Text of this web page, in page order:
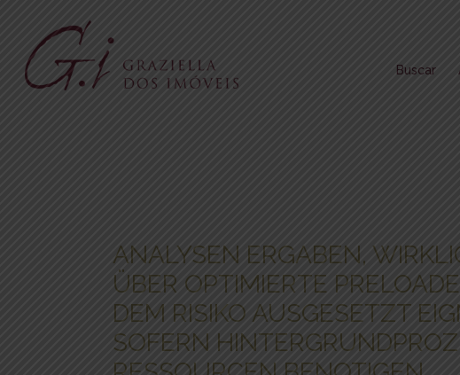
Buscar
ANALYSEN ERGABEN,
ÜBER OPTIMIERTE
DEM RISIKO AUSGESETZT
SOFERN